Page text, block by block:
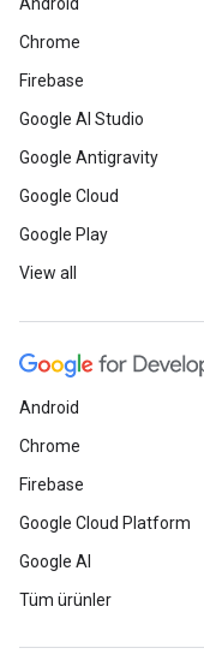
Chrome
Firebase
Google AI Studio
Google Antigravity
Google Cloud
Google Play
View all
Android
Chrome
Firebase
Google Cloud Platform
Google AI
Tüm ürünler